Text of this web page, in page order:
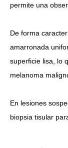
permite una
De forma
amarronada
superficie lisa, lo
melanoma
En lesiones
biopsia tisular